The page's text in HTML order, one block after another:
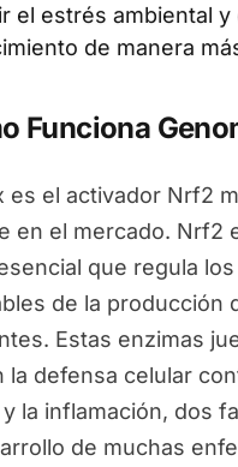
el estrés ambiental y
de manera
Funciona
es el activador Nrf2
en el mercado. Nrf2
que regula
de la producción
Estas enzimas
la defensa celular
la inflamación, dos
de muchas